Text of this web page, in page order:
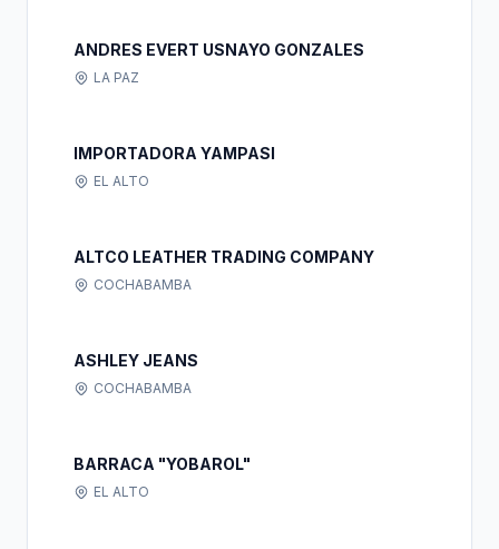
ANDRES EVERT USNAYO GONZALES
LA PAZ
IMPORTADORA YAMPASI
EL ALTO
ALTCO LEATHER TRADING COMPANY
COCHABAMBA
ASHLEY JEANS
COCHABAMBA
BARRACA "YOBAROL"
EL ALTO